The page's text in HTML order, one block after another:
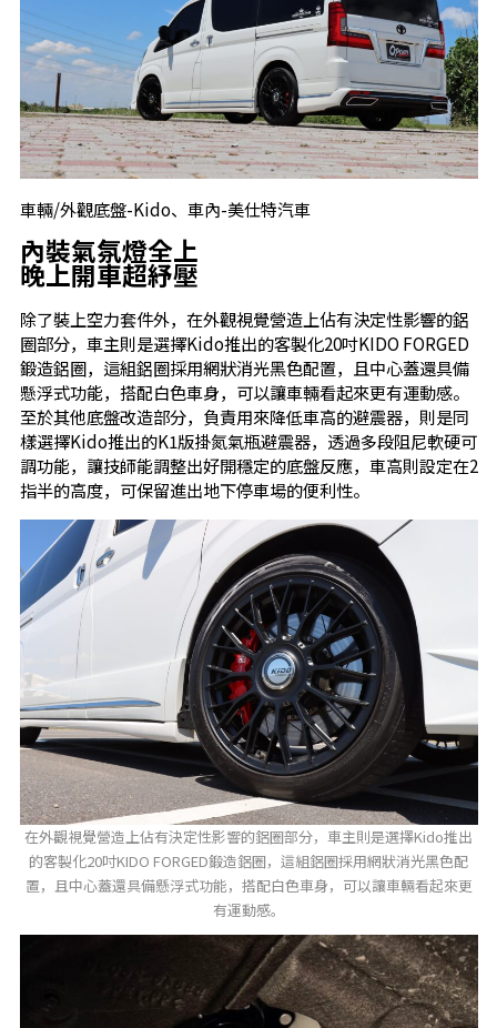
車輛/外觀底盤-Kido、車內-美仕特汽車
內裝氣氛燈全上
晚上開車超紓壓
除了裝上空力套件外，在外觀視覺營造上佔有決定性影響的鋁
圈部分，車主則是選擇Kido推出的客製化20吋KIDO FORGED
鍛造鋁圈，這組鋁圈採用網狀消光黑色配置，且中心蓋還具備
懸浮式功能，搭配白色車身，可以讓車輛看起來更有運動感。
至於其他底盤改造部分，負責用來降低車高的避震器，則是同
樣選擇Kido推出的K1版掛氮氣瓶避震器，透過多段阻尼軟硬可
調功能，讓技師能調整出好開穩定的底盤反應，車高則設定在2
指半的高度，可保留進出地下停車場的便利性。
在外觀視覺營造上佔有決定性影響的鋁圈部分，車主則是選擇Kido推出
的客製化20吋KIDO FORGED鍛造鋁圈，這組鋁圈採用網狀消光黑色配
置，且中心蓋還具備懸浮式功能，搭配白色車身，可以讓車輛看起來更
有運動感。